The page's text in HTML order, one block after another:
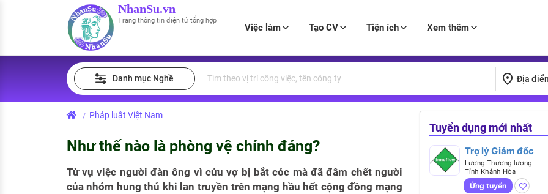
NhanSu.vn
Trang thông tin điện tử tổng hợp
Việc làm Tạo CV Tiện ích Xem thêm
Tìm việc làm
Việc làm tốt nhất
Quản lý CV
Mẫu CV đơn giản
Tính lương Gross - Net
PHÁP LUẬT VIỆT NAM
Văn bản pháp luật
Chính sách mới
Lao động và tiền lương
Bảo hiểm và phúc lợi
Danh mục Nghề Địa
/ Pháp luật Việt Nam
Như thế nào là phòng vệ chính đáng?
Từ vụ việc người đàn ông vì cứu vợ bị bắt cóc mà đã đâm chết người
của nhóm hung thủ khi lan truyền trên mạng hầu hết cộng đồng mạng
Tuyển dụng mới nhất
Trợ lý Giám đốc
Lương Thương lượng
Tỉnh Khánh Hòa
Ứng tuyển